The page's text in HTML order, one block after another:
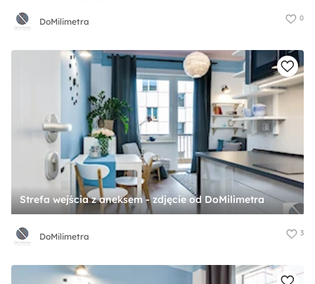
DoMilimetra 0
Strefa wejścia z aneksem - zdjęcie od DoMilimetra
DoMilimetra 3